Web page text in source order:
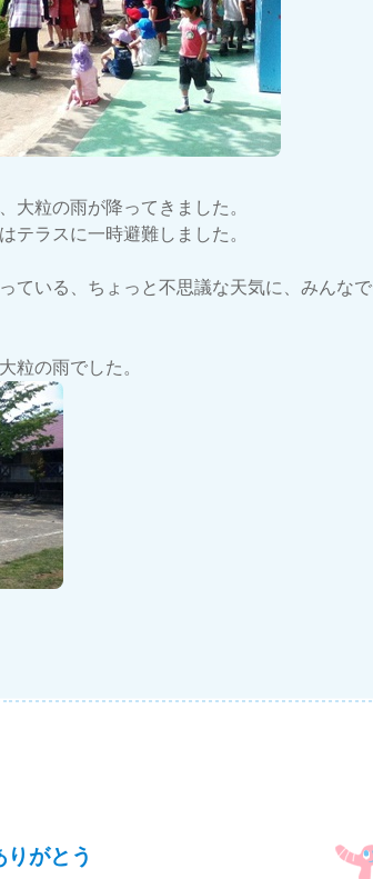
大粒の雨が降ってきました。
テラスに一時避難しました。
ている、ちょっと不思議な天気に、みんなで
粒の雨でした。
がとう